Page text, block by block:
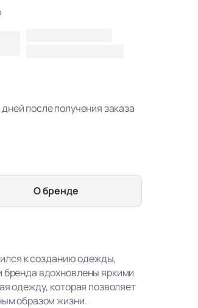
после получения заказа
О бренде
к созданию одежды,
вдохновлены яркими
одежду, которая позволяет
образом жизни.